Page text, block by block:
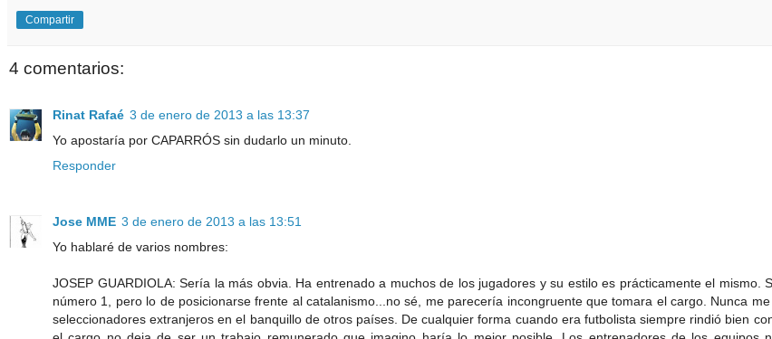
Compartir
4 comentarios:
Rinat Rafaé 3 de enero de 2013 a las 13:37
Yo apostaría por CAPARRÓS sin dudarlo un minuto.
Responder
Jose MME 3 de enero de 2013 a las 13:51
Yo hablaré de varios nombres:
JOSEP GUARDIOLA: Sería la más obvia. Ha entrenado a muchos de los jugadores y su estilo es prácticamente el mismo.
número 1, pero lo de posicionarse frente al catalanismo...no sé, me parecería incongruente que tomara el cargo. Nunca
seleccionadores extranjeros en el banquillo de otros países. De cualquier forma cuando era futbolista siempre rindió bien